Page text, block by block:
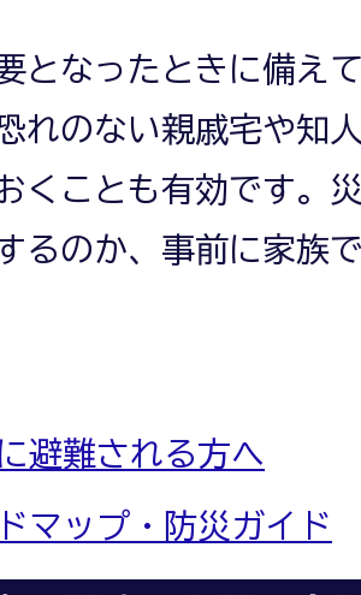
となったときに備え
れのない親戚宅や知
くことも有効です。
るのか、事前に家族
避難される方へ
マップ・防災ガイド